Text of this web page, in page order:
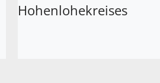
Hohenlohekreises